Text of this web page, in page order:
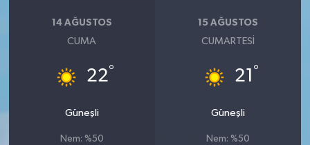
14 AĞUSTOS
CUMA
22°
Güneşli
Nem: %50
15 AĞUSTOS
CUMARTESI
21 °
Güneşli
Nem: %50